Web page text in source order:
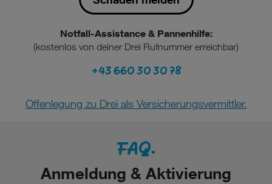
Notfall-Assistance & Pannenhilfe:
(kostenlos von deiner Drei Rufnummer erreichbar)
+43 660 30 30 78
Offenlegung zu Drei als Versicherungsvermittler.
FAQ.
Anmeldung & Aktivierung